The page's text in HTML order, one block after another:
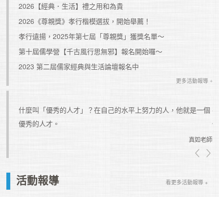
2026【經典．生活】禮之用和為貴
2026《尊親獎》孝行楷模選拔，開始舉薦！
孝行遠揚，2025年第七屆「尊親獎」獲獎名單～
第十屆儒學營【千古風行思無邪】報名開始囉～
2023 第二屆儒家經典與生活論壇報名中
更多活動報導 +
什麼叫「優秀的人才」？在自己的水平上努力的人，他就是一個
優秀的人才。
真如老師
活動報導 看更多活動報導 +